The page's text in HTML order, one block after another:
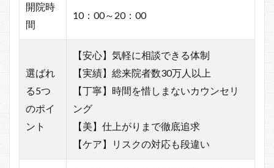
開院時
間
10：00～20：00
選ばれ
る5つ
のポイ
ント
【安心】気軽に相談できる体制
【実績】総来院者数30万人以上
【丁寧】時間を惜しまないカウンセリ
ング
【美】仕上がりまで徹底追求
【ケア】リスクの対応も段違い